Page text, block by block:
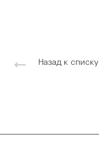
Назад к списку